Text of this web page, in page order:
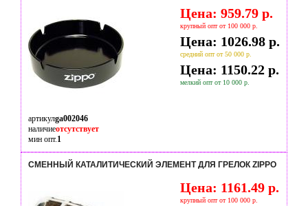
Цена: 959.79 р.
крупный опт от 100 000 р.
Цена: 1026.98 р.
средний опт от 50 000 р.
Цена: 1150.22 р.
мелкий опт от 10 000 р.
артикулga002046
наличиеотсутствует
мин опт.1
СМЕННЫЙ КАТАЛИТИЧЕСКИЙ ЭЛЕМЕНТ ДЛЯ ГРЕЛОК ZIPPO
Цена: 1161.49 р.
крупный опт от 100 000 р.